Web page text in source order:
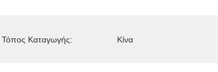
Τόπος Καταγωγής: Κίνα